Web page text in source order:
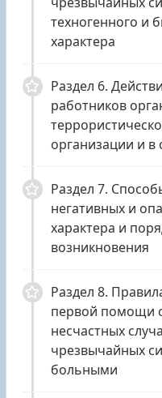
техногенного и
характера
Раздел 6.
работников
организации и в
Раздел 7.
негативных и
характера и
возникновения
Раздел 8.
первой помощи
несчастных
чрезвычайных
больными